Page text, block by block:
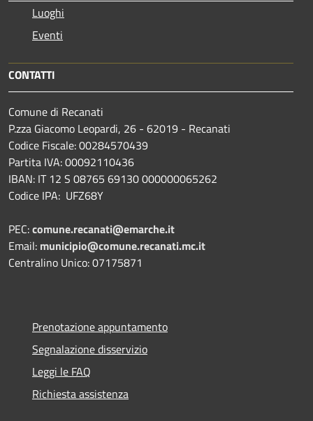
Luoghi
Eventi
CONTATTI
Comune di Recanati
P.zza Giacomo Leopardi, 26 - 62019 - Recanati
Codice Fiscale: 00284570439
Partita IVA: 00092110436
IBAN: IT 12 S 08765 69130 000000065262
Codice IPA: UFZ68Y
PEC:comune.recanati@emarche.it
Email: municipio@comune.recanati.mc.it
Centralino Unico: 07175871
Prenotazione appuntamento
Segnalazione disservizio
Leggi le FAQ
Richiesta assistenza